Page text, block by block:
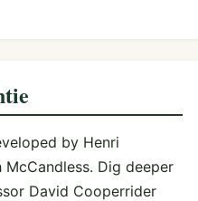
by Henri
Dig deeper
David Cooperrider